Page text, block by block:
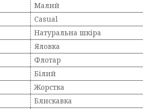
Малий
Casual
Натуральна шкіра
Яловка
Флотар
Білий
Жорстка
Блискавка